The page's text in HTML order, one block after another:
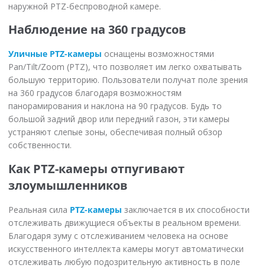
наружной PTZ-беспроводной камере.
Наблюдение на 360 градусов
Уличные PTZ-камеры оснащены возможностями
Pan/Tilt/Zoom (PTZ), что позволяет им легко охватывать
большую территорию. Пользователи получат поле зрения
на 360 градусов благодаря возможностям
панорамирования и наклона на 90 градусов. Будь то
большой задний двор или передний газон, эти камеры
устраняют слепые зоны, обеспечивая полный обзор
собственности.
Как PTZ-камеры отпугивают
злоумышленников
Реальная сила PTZ-камеры заключается в их способности
отслеживать движущиеся объекты в реальном времени.
Благодаря зуму с отслеживанием человека на основе
искусственного интеллекта камеры могут автоматически
отслеживать любую подозрительную активность в поле